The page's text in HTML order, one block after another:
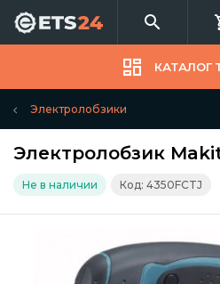
КАТАЛОГ
Электролобзики
Электролобзик
Не в наличии Код: 4350FCTJ